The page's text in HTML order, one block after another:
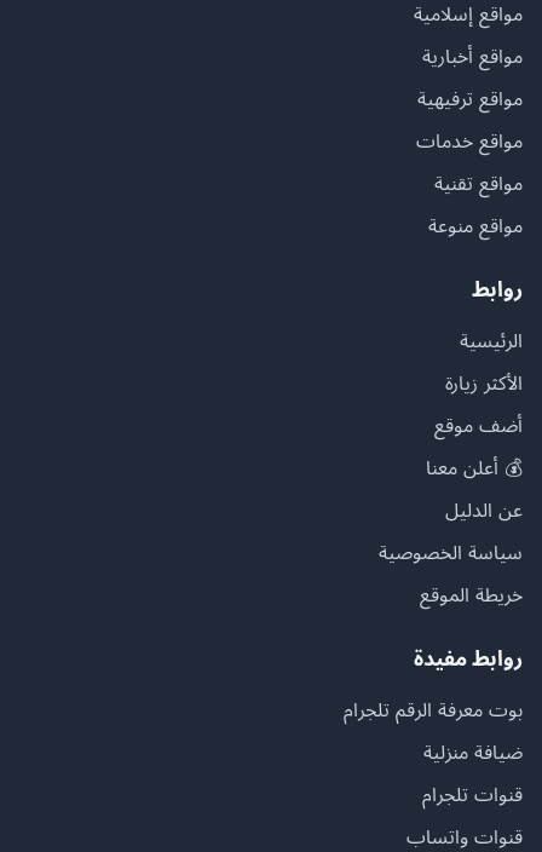
مواقع إسلامية
مواقع أخبارية
مواقع ترفيهية
مواقع خدمات
مواقع تقنية
مواقع منوعة
روابط
الرئيسية
الأكثر زيارة
أضف موقع
💰 أعلن معنا
عن الدليل
سياسة الخصوصية
خريطة الموقع
روابط مفيدة
بوت معرفة الرقم تلجرام
ضيافة منزلية
قنوات تلجرام
قنوات واتساب